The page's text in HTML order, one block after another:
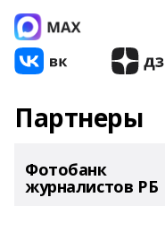
Партнеры
Фотобанк
журналистов РБ